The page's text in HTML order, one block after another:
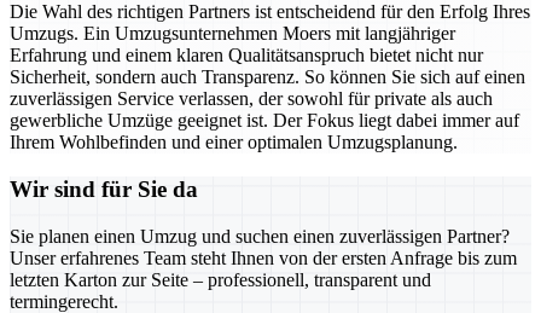
Die Wahl des richtigen Partners ist entscheidend für den Erfolg Ihres
Umzugs. Ein Umzugsunternehmen Moers mit langjähriger
Erfahrung und einem klaren Qualitätsanspruch bietet nicht nur
Sicherheit, sondern auch Transparenz. So können Sie sich auf einen
zuverlässigen Service verlassen, der sowohl für private als auch
gewerbliche Umzüge geeignet ist. Der Fokus liegt dabei immer auf
Ihrem Wohlbefinden und einer optimalen Umzugsplanung.
Wir sind für Sie da
Sie planen einen Umzug und suchen einen zuverlässigen Partner?
Unser erfahrenes Team steht Ihnen von der ersten Anfrage bis zum
letzten Karton zur Seite – professionell, transparent und
termingerecht.